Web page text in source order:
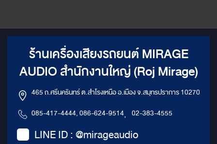
ร้านเครื่องเสียงรถยนต์ MIRAGE
AUDIO สำนักงานใหญ่ (Roj Mirage)
465 ถ.ศรีนครินทร์ ต.สำโรงเหนือ อ.เมือง จ.สมุทรปราการ 10270
085-417-4444, 086-624-9514, 02-383-4555
LINE ID : @mirageaudio